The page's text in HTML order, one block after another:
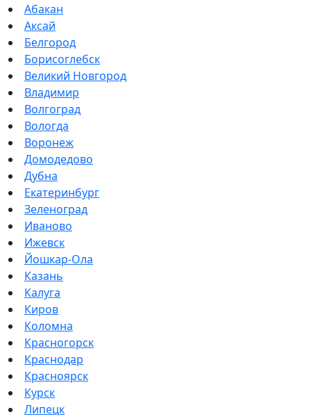
Абакан
Аксай
Белгород
Борисоглебск
Великий Новгород
Владимир
Волгоград
Вологда
Воронеж
Домодедово
Дубна
Екатеринбург
Зеленоград
Иваново
Ижевск
Йошкар-Ола
Казань
Калуга
Киров
Коломна
Красногорск
Краснодар
Красноярск
Курск
Липецк